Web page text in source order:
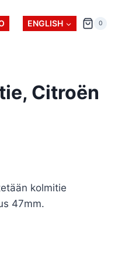
ENGLISH 0
Citroën
kolmitie
47mm.